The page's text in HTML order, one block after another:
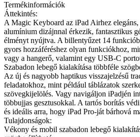
Termékinformációk
Áttekintés:
A Magic Keyboard az iPad Airhez
alumínium dizájnnal érkezik, fantasztikus
élményt nyújtva. A billentyűzet 14
gyors hozzáféréshez olyan funkciókhoz,
vagy a hangerő, valamint egy USB-C
Szabadon lebegő kialakítása többféle
Az új és nagyobb haptikus visszajelzésű
feladatokhoz, mint például táblázatok
szövegkijelölés. Vagy navigáljon iPadjén
többujjas gesztusokkal. A tartós borítás
és ideális arra, hogy iPad Pro-ját bárhová
Tulajdonságok:
Vékony és mobil szabadon lebegő